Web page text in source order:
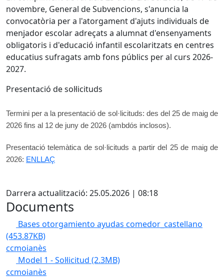
novembre, General de Subvencions, s'anuncia la
convocatòria per a l'atorgament d'ajuts individuals de
menjador escolar adreçats a alumnat d'ensenyaments
obligatoris i d'educació infantil escolaritzats en centres
educatius sufragats amb fons públics per al curs 2026-
2027.
Presentació de sol·licituds
Termini per a la presentació de sol·licituds: des del 25 de maig de
2026 fins al 12 de juny de 2026 (ambdós inclosos).
Presentació telemàtica de sol·licituds a partir del 25 de maig de
2026: ENLLAÇ
Darrera actualització: 25.05.2026 | 08:18
Documents
Bases otorgamiento ayudas comedor_castellano
(453.87KB)
ccmoianès
Model 1 - Sol·licitud (2.3MB)
ccmoianès